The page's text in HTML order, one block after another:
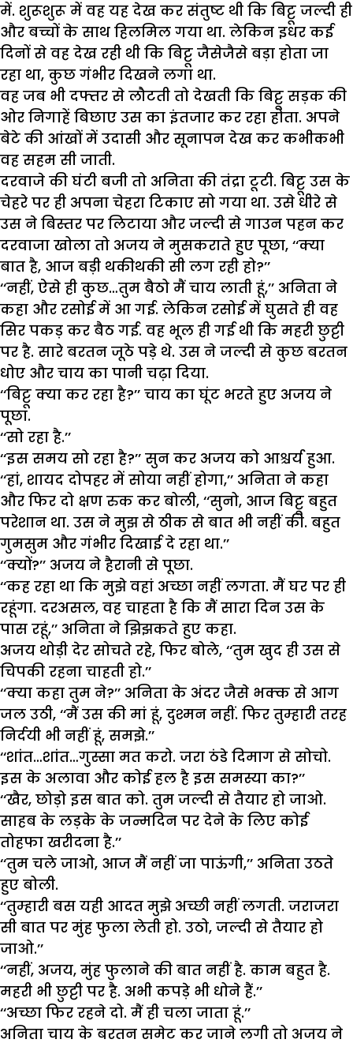
में. शुरूशुरू में वह यह देख कर संतुष्ट थी कि बिट्टू जल्दी ही
और बच्चों के साथ हिलमिल गया था. लेकिन इधर कई
दिनों से वह देख रही थी कि बिट्टू जैसेजैसे बड़ा होता जा
रहा था, कुछ गंभीर दिखने लगा था.
वह जब भी दफ्तर से लौटती तो देखती कि बिट्टू सड़क की
ओर निगाहें बिछाए उस का इंतजार कर रहा होता. अपने
बेटे की आंखों में उदासी और सूनापन देख कर कभीकभी
वह सहम सी जाती.
दरवाजे की घंटी बजी तो अनिता की तंद्रा टूटी. बिट्टू उस के
चेहरे पर ही अपना चेहरा टिकाए सो गया था. उसे धीरे से
उस ने बिस्तर पर लिटाया और जल्दी से गाउन पहन कर
दरवाजा खोला तो अजय ने मुसकराते हुए पूछा, ‘‘क्या
बात है, आज बड़ी थकीथकी सी लग रही हो?’’
‘‘नहीं, ऐसे ही कुछ…तुम बैठो मैं चाय लाती हूं,’’ अनिता ने
कहा और रसोई में आ गई. लेकिन रसोई में घुसते ही वह
सिर पकड़ कर बैठ गई. वह भूल ही गई थी कि महरी छुट्टी
पर है. सारे बरतन जूठे पड़े थे. उस ने जल्दी से कुछ बरतन
धोए और चाय का पानी चढ़ा दिया.
‘‘बिट्टू क्या कर रहा है?’’ चाय का घूंट भरते हुए अजय ने
पूछा.
‘‘सो रहा है.’’
‘‘इस समय सो रहा है?’’ सुन कर अजय को आश्चर्य हुआ.
‘‘हां, शायद दोपहर में सोया नहीं होगा,’’ अनिता ने कहा
और फिर दो क्षण रुक कर बोली, ‘‘सुनो, आज बिट्टू बहुत
परेशान था. उस ने मुझ से ठीक से बात भी नहीं की. बहुत
गुमसुम और गंभीर दिखाई दे रहा था.’’
‘‘क्यों?’’ अजय ने हैरानी से पूछा.
‘‘कह रहा था कि मुझे वहां अच्छा नहीं लगता. मैं घर पर ही
रहूंगा. दरअसल, वह चाहता है कि मैं सारा दिन उस के
पास रहूं,’’ अनिता ने झिझकते हुए कहा.
अजय थोड़ी देर सोचते रहे, फिर बोले, ‘‘तुम खुद ही उस से
चिपकी रहना चाहती हो.’’
‘‘क्या कहा तुम ने?’’ अनिता के अंदर जैसे भक्क से आग
जल उठी, ‘‘मैं उस की मां हूं, दुश्मन नहीं. फिर तुम्हारी तरह
निर्दयी भी नहीं हूं, समझे.’’
‘‘शांत…शांत…गुस्सा मत करो. जरा ठंडे दिमाग से सोचो.
इस के अलावा और कोई हल है इस समस्या का?’’
‘‘खैर, छोड़ो इस बात को. तुम जल्दी से तैयार हो जाओ.
साहब के लड़के के जन्मदिन पर देने के लिए कोई
तोहफा खरीदना है.’’
‘‘तुम चले जाओ, आज मैं नहीं जा पाऊंगी,’’ अनिता उठते
हुए बोली.
‘‘तुम्हारी बस यही आदत मुझे अच्छी नहीं लगती. जराजरा
सी बात पर मुंह फुला लेती हो. उठो, जल्दी से तैयार हो
जाओ.’’
‘‘नहीं, अजय, मुंह फुलाने की बात नहीं है. काम बहुत है.
महरी भी छुट्टी पर है. अभी कपड़े भी धोने हैं.’’
‘‘अच्छा फिर रहने दो. मैं ही चला जाता हूं.’’
अनिता चाय के बरतन समेट कर जाने लगी तो अजय ने